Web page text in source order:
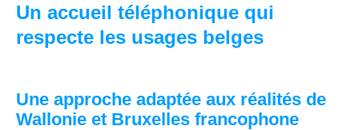
Un accueil téléphonique qui
respecte les usages belges
Une approche adaptée aux réalités de
Wallonie et Bruxelles francophone